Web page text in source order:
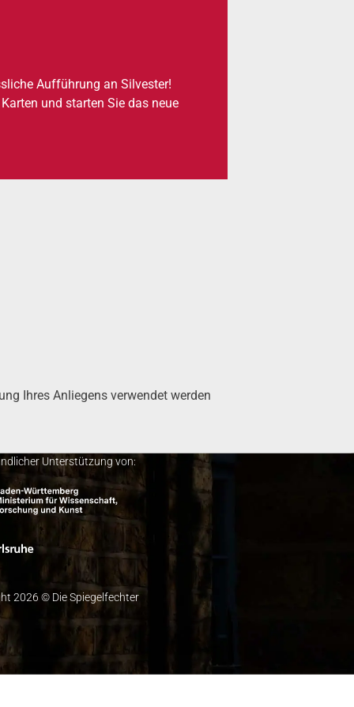
Auf­füh­rung an Sil­ves­ter!
und star­ten Sie das neue
Ihres Anlie­gens ver­wen­det wer­den
Unterstützung von:
2026 © Die Spiegelfechter